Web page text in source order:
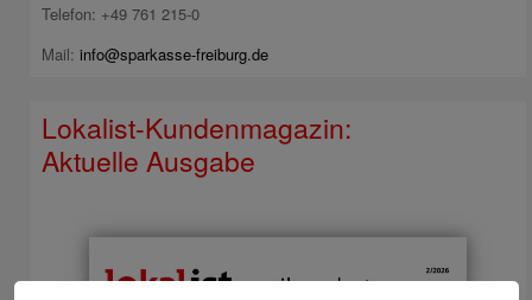
Telefon: +49 761 215-0
Mail: info@sparkasse-freiburg.de
Lokalist-Kundenmagazin:
Aktuelle Ausgabe